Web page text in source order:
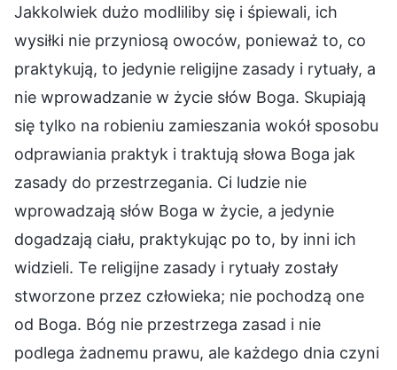
Jakkolwiek dużo modliliby się i śpiewali, ich
wysiłki nie przyniosą owoców, ponieważ to, co
praktykują, to jedynie religijne zasady i rytuały, a
nie wprowadzanie w życie słów Boga. Skupiają
się tylko na robieniu zamieszania wokół sposobu
odprawiania praktyk i traktują słowa Boga jak
zasady do przestrzegania. Ci ludzie nie
wprowadzają słów Boga w życie, a jedynie
dogadzają ciału, praktykując po to, by inni ich
widzieli. Te religijne zasady i rytuały zostały
stworzone przez człowieka; nie pochodzą one
od Boga. Bóg nie przestrzega zasad i nie
podlega żadnemu prawu, ale każdego dnia czyni